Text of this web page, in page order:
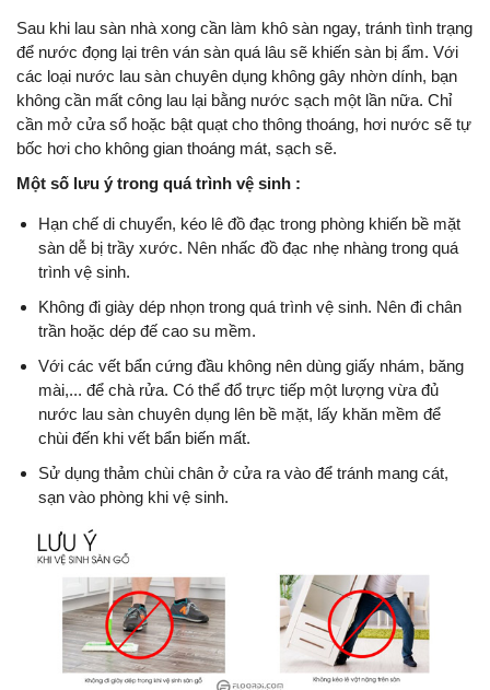
Sau khi lau sàn nhà xong cần làm khô sàn ngay, tránh tình trạng
để nước đọng lại trên ván sàn quá lâu sẽ khiến sàn bị ẩm. Với
các loại nước lau sàn chuyên dụng không gây nhờn dính, bạn
không cần mất công lau lại bằng nước sạch một lần nữa. Chỉ
cần mở cửa sổ hoặc bật quạt cho thông thoáng, hơi nước sẽ tự
bốc hơi cho không gian thoáng mát, sạch sẽ.
Một số lưu ý trong quá trình vệ sinh :
Hạn chế di chuyển, kéo lê đồ đạc trong phòng khiến bề mặt
sàn dễ bị trầy xước. Nên nhấc đồ đạc nhẹ nhàng trong quá
trình vệ sinh.
Không đi giày dép nhọn trong quá trình vệ sinh. Nên đi chân
trần hoặc dép đế cao su mềm.
Với các vết bẩn cứng đầu không nên dùng giấy nhám, băng
mài,... để chà rửa. Có thể đổ trực tiếp một lượng vừa đủ
nước lau sàn chuyên dụng lên bề mặt, lấy khăn mềm để
chùi đến khi vết bẩn biến mất.
Sử dụng thảm chùi chân ở cửa ra vào để tránh mang cát,
sạn vào phòng khi vệ sinh.